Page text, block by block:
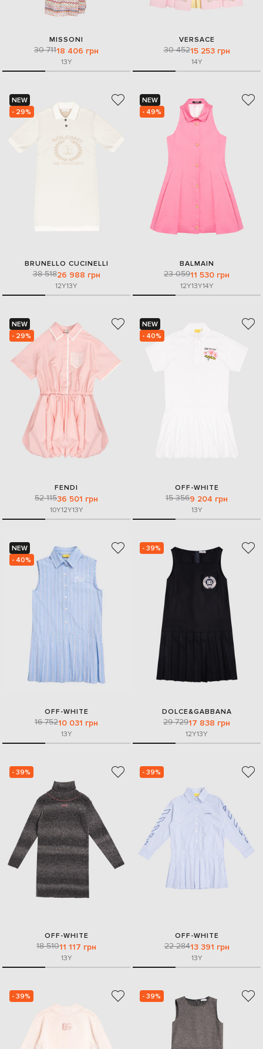
MISSONI
30 71118 406 грн
13Y
VERSACE
30 45215 253 грн
14Y
NEW
- 29%
BRUNELLO CUCINELLI
38 51826 988 грн
12Y13Y
NEW
- 49%
BALMAIN
23 05911 530 грн
12Y13Y14Y
NEW
- 29%
FENDI
52 11536 501 грн
10Y12Y13Y
NEW
- 40%
OFF-WHITE
15 3569 204 грн
13Y
NEW
- 40%
OFF-WHITE
16 75210 031 грн
13Y
- 39%
DOLCE&GABBANA
29 72917 838 грн
12Y13Y
- 39%
OFF-WHITE
18 51011 117 грн
13Y
- 39%
OFF-WHITE
22 28413 391 грн
13Y
- 39% - 39%